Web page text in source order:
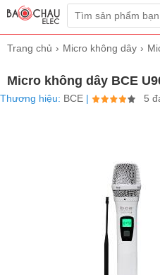
Trang chủ Micro không dây
Micro không dây BCE
Thương hiệu: BCE | 5